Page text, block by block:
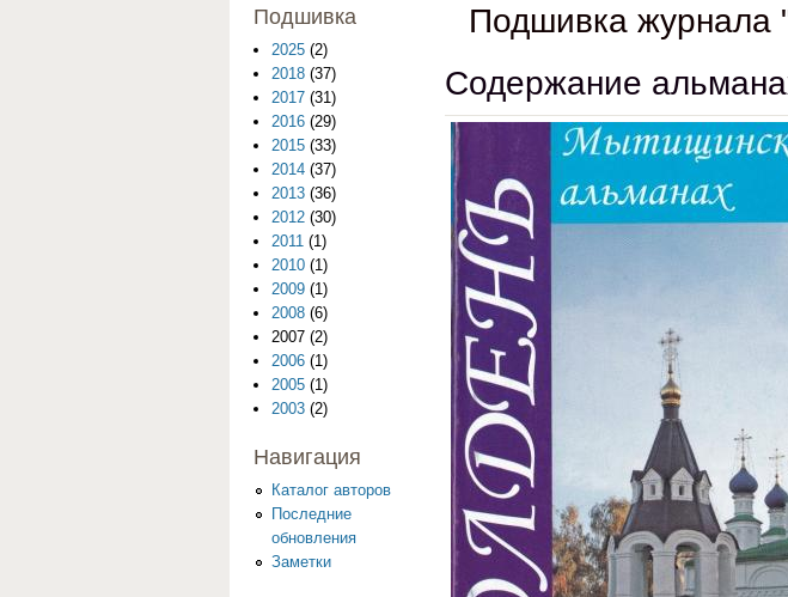
Подшивка журнала
Содержание
Подшивка
2025 (2)
2018 (37)
2017 (31)
2016 (29)
2015 (33)
2014 (37)
2013 (36)
2012 (30)
2011 (1)
2010 (1)
2009 (1)
2008 (6)
2007 (2)
2006 (1)
2005 (1)
2003 (2)
Навигация
Каталог авторов
Последние
обновления
Заметки